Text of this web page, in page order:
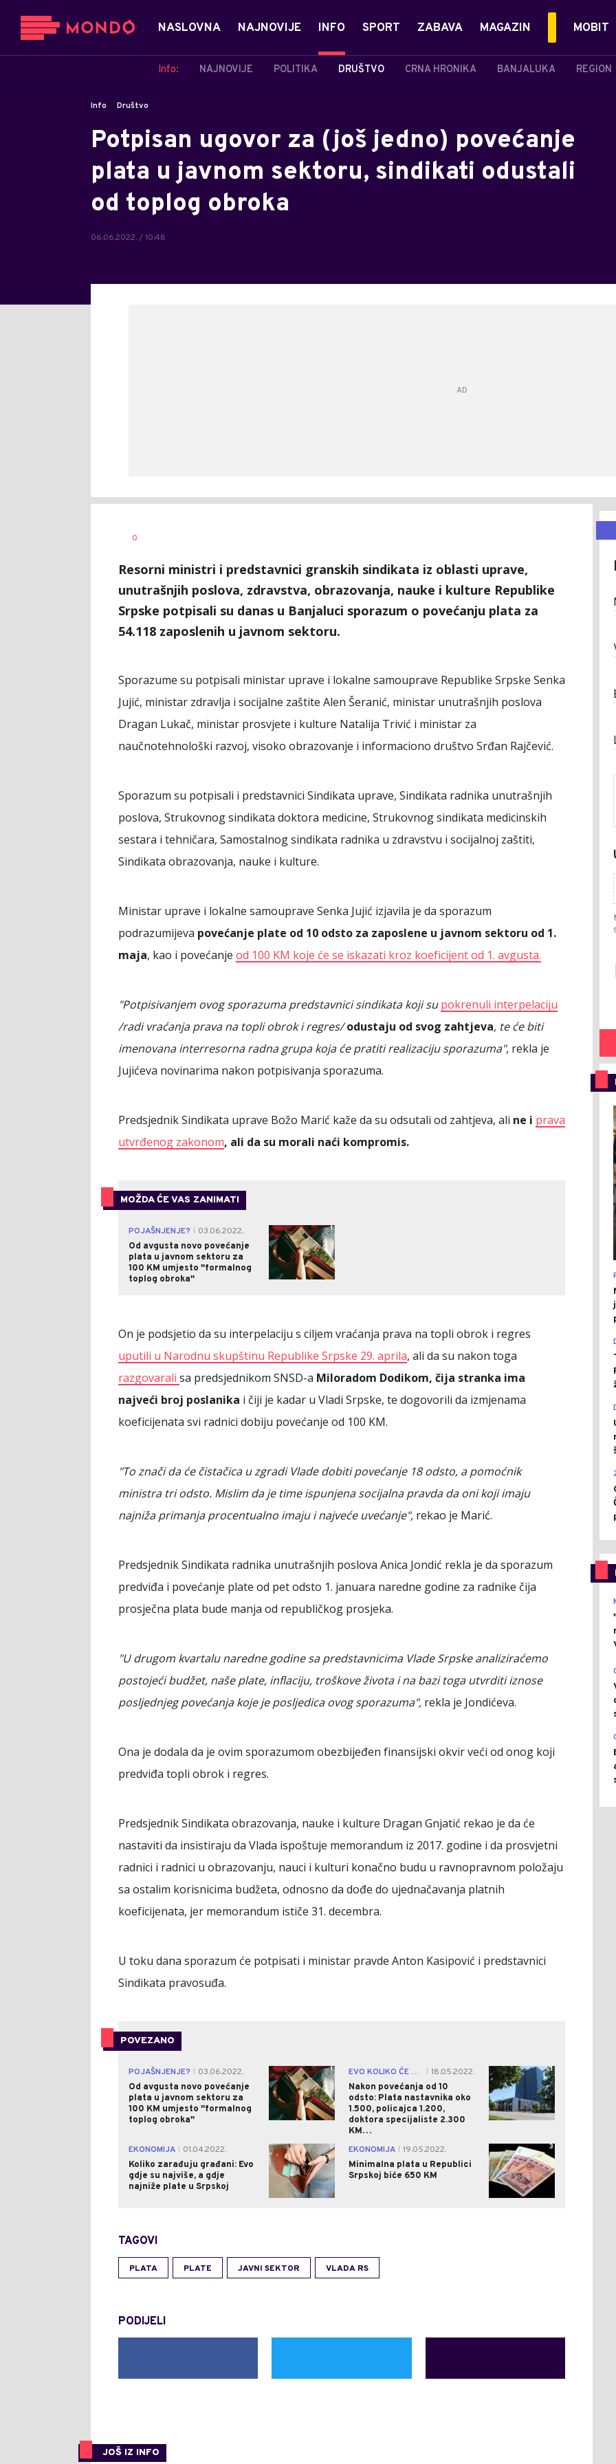
NASLOVNA NAJNOVIJE INFO
Info: NAJNOVIJE POLITIKA DRUŠTVO CRNA HRONIKA BANJALUKA REGION
SPORT ZABAVA MAGAZIN MOBIT
Info Društvo
Potpisan ugovor za (još jedno) povećanje
plata u javnom sektoru, sindikati odustali
od toplog obroka
06.06.2022. / 10:48
AUTOR
0
Resorni ministri i predstavnici granskih sindikata iz oblasti uprave,
unutrašnjih poslova, zdravstva, obrazovanja, nauke i kulture Republike
Srpske potpisali su danas u Banjaluci sporazum o povećanju plata za
54.118 zaposlenih u javnom sektoru.
Sporazume su potpisali ministar uprave i lokalne samouprave Republike Srpske Senka
Jujić, ministar zdravlja i socijalne zaštite Alen Šeranić, ministar unutrašnjih poslova
Dragan Lukač, ministar prosvjete i kulture Natalija Trivić i ministar za
naučnotehnološki razvoj, visoko obrazovanje i informaciono društvo Srđan Rajčević.
Sporazum su potpisali i predstavnici Sindikata uprave, Sindikata radnika unutrašnjih
poslova, Strukovnog sindikata doktora medicine, Strukovnog sindikata medicinskih
sestara i tehničara, Samostalnog sindikata radnika u zdravstvu i socijalnoj zaštiti,
Sindikata obrazovanja, nauke i kulture.
Ministar uprave i lokalne samouprave Senka Jujić izjavila je da sporazum
podrazumijeva povećanje plate od 10 odsto za zaposlene u javnom sektoru od 1.
maja, kao i povećanje od 100 KM koje će se iskazati kroz koeficijent od 1. avgusta.
"Potpisivanjem ovog sporazuma predstavnici sindikata koji supokrenuli interpelaciju
/radi vraćanja prava na topli obrok i regres/odustaju od svog zahtjeva, te će biti
imenovana interresorna radna grupa koja će pratiti realizaciju sporazuma", rekla je
Jujićeva novinarima nakon potpisivanja sporazuma.
Predsjednik Sindikata uprave Božo Marić kaže da su odsutali od zahtjeva, ali ne i prava
utvrđenog zakonom, ali da su morali naći kompromis.
MOŽDA ĆE VAS ZANIMATI
POJAŠNJENJE?
03.06.2022.
Od avgusta novo povećanje
plata u javnom sektoru za
100 KM umjesto ''formalnog
toplog obroka''
1
On je podsjetio da su interpelaciju s ciljem vraćanja prava na topli obrok i regres
uputili u Narodnu skupštinu Republike Srpske 29. aprila, ali da su nakon toga
razgovarali sa predsjednikom SNSD-a Miloradom Dodikom, čija stranka ima
najveći broj poslanika i čiji je kadar u Vladi Srpske, te dogovorili da izmjenama
koeficijenata svi radnici dobiju povećanje od 100 KM.
"To znači da će čistačica u zgradi Vlade dobiti povećanje 18 odsto, a pomoćnik
ministra tri odsto. Mislim da je time ispunjena socijalna pravda da oni koji imaju
najniža primanja procentualno imaju i najveće uvećanje", rekao je Marić.
Predsjednik Sindikata radnika unutrašnjih poslova Anica Jondić rekla je da sporazum
predviđa i povećanje plate od pet odsto 1. januara naredne godine za radnike čija
prosječna plata bude manja od republičkog prosjeka.
"U drugom kvartalu naredne godine sa predstavnicima Vlade Srpske analiziraćemo
postojeći budžet, naše plate, inflaciju, troškove života i na bazi toga utvrditi iznose
posljednjeg povećanja koje je posljedica ovog sporazuma", rekla je Jondićeva.
Ona je dodala da je ovim sporazumom obezbijeđen finansijski okvir veći od onog koji
predviđa topli obrok i regres.
Predsjednik Sindikata obrazovanja, nauke i kulture Dragan Gnjatić rekao je da će
nastaviti da insistiraju da Vlada ispoštuje memorandum iz 2017. godine i da prosvjetni
radnici i radnici u obrazovanju, nauci i kulturi konačno budu u ravnopravnom položaju
sa ostalim korisnicima budžeta, odnosno da dođe do ujednačavanja platnih
koeficijenata, jer memorandum ističe 31. decembra.
U toku dana sporazum će potpisati i ministar pravde Anton Kasipović i predstavnici
Sindikata pravosuđa.
POVEZANO
POJAŠNJENJE?
03.06.2022.
Od avgusta novo povećanje
plata u javnom sektoru za
100 KM umjesto ''formalnog
toplog obroka''
1 EVO KOLIKO ĆE ZARAĐIVATI
18.05.2022.
Nakon povećanja od 10
odsto: Plata nastavnika oko
1.500, policajca 1.200,
doktora specijaliste 2.300
KM…
1
EKONOMIJA
01.04.2022.
Koliko zarađuju građani: Evo
gdje su najviše, a gdje
najniže plate u Srpskoj
0 EKONOMIJA
19.05.2022.
Minimalna plata u Republici
Srpskoj biće 650 KM
3
TAGOVI
PLATA PLATE JAVNI SEKTOR VLADA RS
PODIJELI
JOŠ IZ INFO